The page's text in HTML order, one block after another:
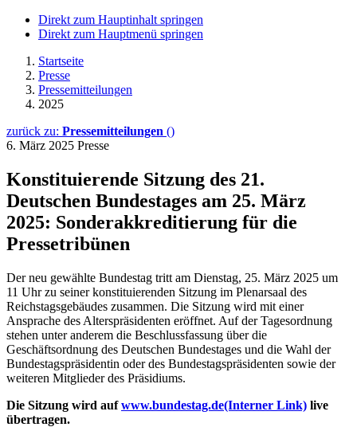
Direkt zum Hauptinhalt springen
Direkt zum Hauptmenü springen
Startseite
Presse
Pressemitteilungen
2025
zurück zu: Pressemitteilungen ()
6. März 2025 Presse
Konstituierende Sitzung des 21.
Deutschen Bundestages am 25. März
2025: Sonderakkreditierung für die
Pressetribünen
Der neu gewählte Bundestag tritt am Dienstag, 25. März 2025 um
11 Uhr zu seiner konstituierenden Sitzung im Plenarsaal des
Reichstagsgebäudes zusammen. Die Sitzung wird mit einer
Ansprache des Alterspräsidenten eröffnet. Auf der Tagesordnung
stehen unter anderem die Beschlussfassung über die
Geschäftsordnung des Deutschen Bundestages und die Wahl der
Bundestagspräsidentin oder des Bundestagspräsidenten sowie der
weiteren Mitglieder des Präsidiums.
Die Sitzung wird aufwww.bundestag.de(Interner Link) live
übertragen.